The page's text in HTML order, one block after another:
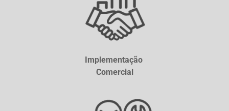
Implementação
Comercial